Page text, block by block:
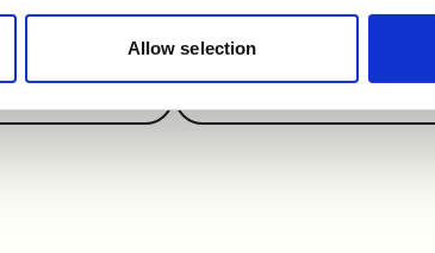
Allow selection